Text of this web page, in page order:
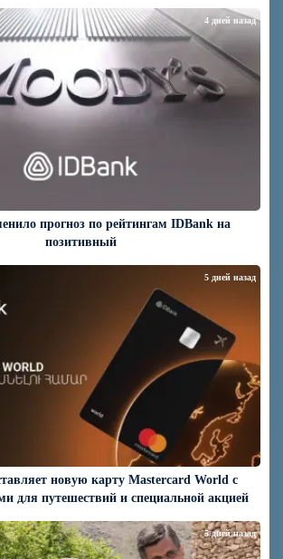
прогноз по рейтингам IDBank на
позитивный
4 дней назад
новую карту Mastercard World с
для путешествий и специальной акцией
5 дней назад
5 дней назад